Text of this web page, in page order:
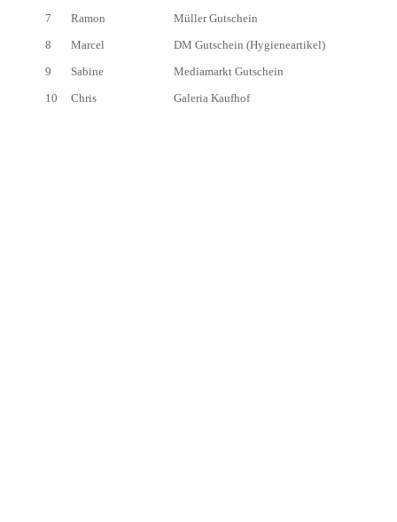
7
Ramon
Müller Gutschein
8
Marcel
DM Gutschein (Hygieneartikel)
9
Sabine
Mediamarkt Gutschein
10
Chris Galeria Kaufhof